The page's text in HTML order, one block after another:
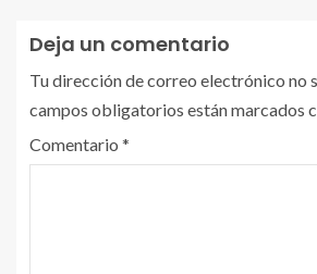
Deja un comentario
Tu dirección de correo electrónico no
campos obligatorios están marcados
Comentario *